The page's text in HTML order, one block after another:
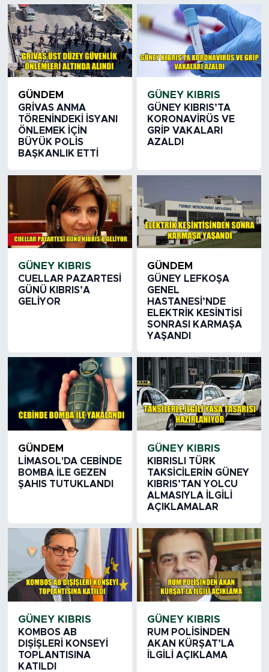
GÜNDEM
GRİVAS ANMA
TÖRENİNDEKİ İSYANI
ÖNLEMEK İÇİN
BÜYÜK POLİS
BAŞKANLIK ETTİ
GÜNEY KIBRIS
GÜNEY KIBRIS’TA
KORONAVİRÜS VE
GRİP VAKALARI
AZALDI
GÜNEY KIBRIS
CUELLAR PAZARTESİ
GÜNÜ KIBRIS’A
GELİYOR
GÜNDEM
GÜNEY LEFKOŞA
GENEL
HASTANESİ’NDE
ELEKTRİK KESİNTİSİ
SONRASI KARMAŞA
YAŞANDI
GÜNDEM
LİMASOL'DA CEBİNDE
BOMBA İLE GEZEN
ŞAHIS TUTUKLANDI
GÜNEY KIBRIS
KIBRISLI TÜRK
TAKSİCİLERİN GÜNEY
KIBRIS’TAN YOLCU
ALMASIYLA İLGİLİ
AÇIKLAMALAR
GÜNEY KIBRIS
KOMBOS AB
DIŞİŞLERİ KONSEYİ
TOPLANTISINA
KATILDI
GÜNEY KIBRIS
RUM POLİSİNDEN
AKAN KÜRŞAT’LA
İLGİLİ AÇIKLAMA